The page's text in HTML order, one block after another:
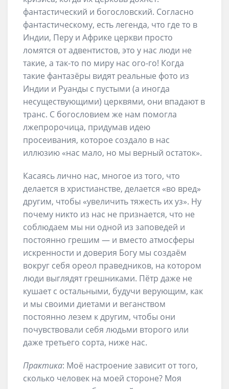
фантастический и богословский. Согласно
фантастическому, есть легенда, что где то в
Индии, Перу и Африке церкви просто
ломятся от адвентистов, это у нас люди не
такие, а так-то по миру нас ого-го! Когда
такие фантазёры видят реальные фото из
Индии и Руанды с пустыми (а иногда
несуществующими) церквями, они впадают в
транс. С богословием же нам помогла
лжепророчица, придумав идею
просеивания, которое создало в нас
иллюзию «нас мало, но мы верный остаток».
Касаясь лично нас, многое из того, что
делается в христианстве, делается «во вред»
другим, чтобы «увеличить тяжесть их уз». Ну
почему никто из нас не признается, что не
соблюдаем мы ни одной из заповедей и
постоянно грешим — и вместо атмосферы
искренности и доверия Богу мы создаём
вокруг себя ореол праведников, на котором
люди выглядят грешниками. Пётр даже не
кушает с остальными, будучи верующим, как
и мы своими диетами и веганством
постоянно лезем к другим, чтобы они
почувствовали себя людьми второго или
даже третьего сорта, ниже нас.
Практика: Моё настроение зависит от того,
сколько человек на моей стороне? Моя